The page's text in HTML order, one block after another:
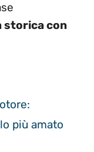
storica con
più amato